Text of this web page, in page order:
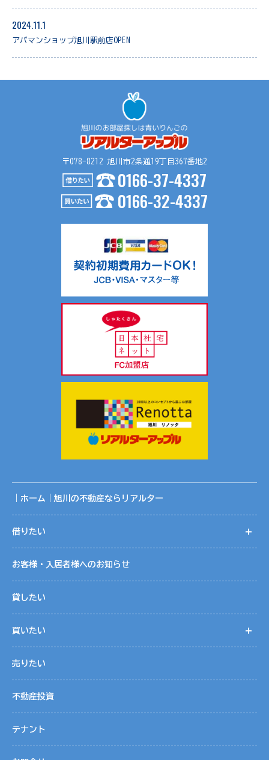
2024.11.1
アパマンショップ旭川駅前店OPEN
〒078-8212 旭川市2条通19丁目367番地2
0166-37-4337
0166-32-4337
｜ホーム｜旭川の不動産ならリアルター
借りたい
お客様・入居者様へのお知らせ
貸したい
買いたい
売りたい
不動産投資
テナント